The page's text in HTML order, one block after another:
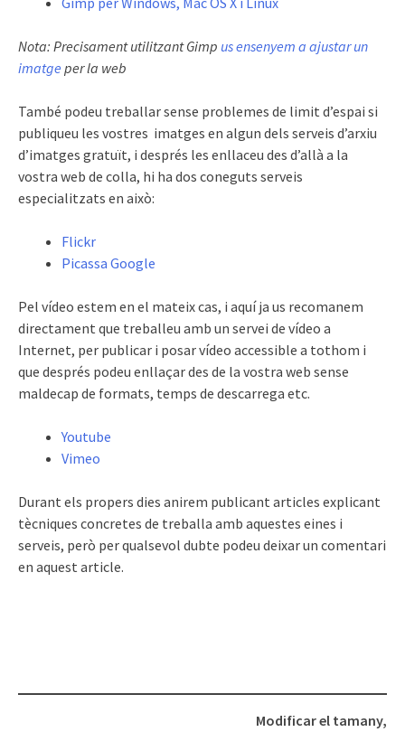
Nota: Precisament utilitzant Gimp us ensenyem a ajustar un
imatge per la web
També podeu treballar sense problemes de limit d’espai si
publiqueu les vostres imatges en algun dels serveis d’arxiu
d’imatges gratuït, i després les enllaceu des d’allà a la
vostra web de colla, hi ha dos coneguts serveis
especialitzats en això:
Flickr
Picassa Google
Pel vídeo estem en el mateix cas, i aquí ja us recomanem
directament que treballeu amb un servei de vídeo a
Internet, per publicar i posar vídeo accessible a tothom i
que després podeu enllaçar des de la vostra web sense
maldecap de formats, temps de descarrega etc.
Youtube
Vimeo
Durant els propers dies anirem publicant articles explicant
tècniques concretes de treballa amb aquestes eines i
serveis, però per qualsevol dubte podeu deixar un comentari
en aquest article.
Modificar el tamany,